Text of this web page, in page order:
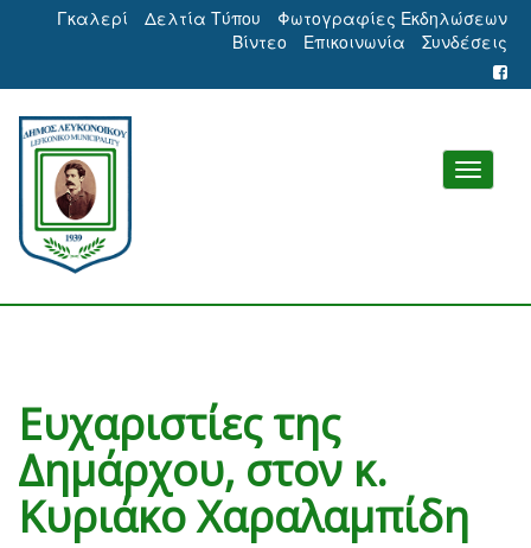
Γκαλερί Δελτία Τύπου
Φωτογραφίες Εκδηλώσεων
Βίντεο
Επικοινωνία Συνδέσεις
Ευχαριστίες της
Δημάρχου, στον κ.
Κυριάκο Χαραλαμπίδη